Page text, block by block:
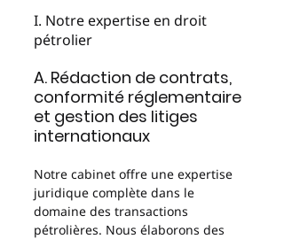
I. Notre expertise en droit
pétrolier
A. Rédaction de contrats,
conformité réglementaire
et gestion des litiges
internationaux
Notre cabinet offre une expertise
juridique complète dans le
domaine des transactions
pétrolières. Nous élaborons des